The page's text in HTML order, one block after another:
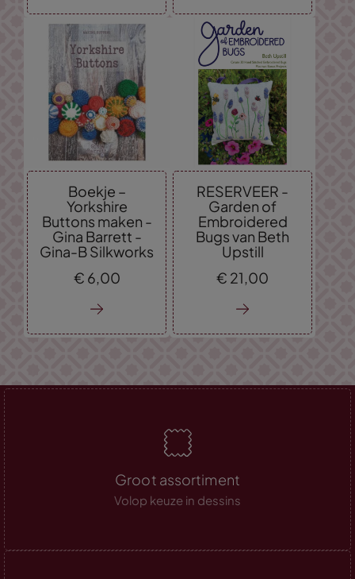
Boekje –
Yorkshire
Buttons maken -
Gina Barrett -
Gina-B Silkworks
€ 6, 00
RESERVEER -
Garden of
Embroidered
Bugs van Beth
Upstill
€ 21, 00
Groot assortiment
Volop keuze in dessins